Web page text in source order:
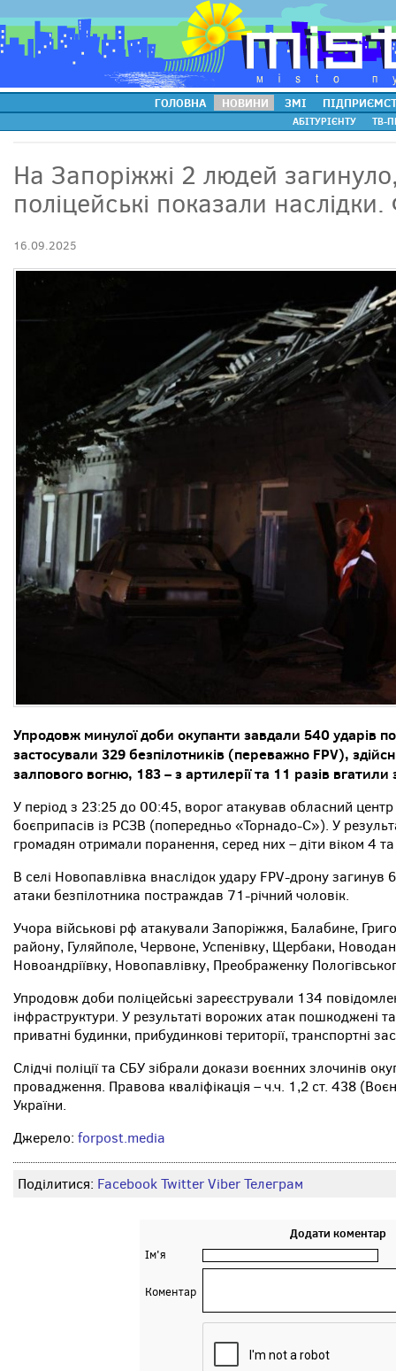
ГОЛОВНА НОВИНИ ЗМІ
АБІТУРІЄНТУ ТВ-
На Запоріжжі 2 людей
поліцейські показали
16.09.2025
Упродовж минулої доби окупанти завдали 540 ударів
застосували 329 безпілотників (переважно FPV),
залпового вогню, 183 – з артилерії та 11 разів вгатили з
У період з 23:25 до 00:45, ворог атакував обласний
боєприпасів із РСЗВ (попередньо «Торнадо-С»). У
громадян отримали поранення, серед них – діти віком 4
В селі Новопавлівка внаслідок удару FPV-дрону загинув
атаки безпілотника постраждав 71-річний чоловік.
Учора військові рф атакували Запоріжжя, Балабине,
району, Гуляйполе, Червоне, Успенівку, Щербаки,
Новоандріївку, Новопавлівку, Преображенку
Упродовж доби поліцейські зареєстрували 134
інфраструктури. У результаті ворожих атак пошкоджені
приватні будинки, прибудинкові території, транспортні
Слідчі поліції та СБУ зібрали докази воєнних злочинів
провадження. Правова кваліфікація – ч.ч. 1,2 ст. 438
України.
Джерело: forpost.media
Поділитися: FacebookTwitterViberТелеграм
Додати коментар
Ім'я
Коментар